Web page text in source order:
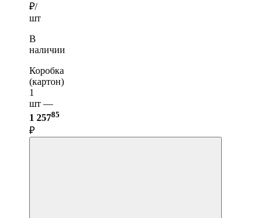
₽/
шт
В
наличии
Коробка
(картон)
1
шт —
1 25785
₽